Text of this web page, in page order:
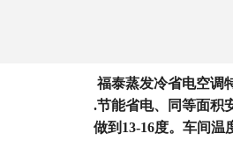
福泰蒸发冷省电空调
.节能省电、同等面积
做到13-16度。车间温